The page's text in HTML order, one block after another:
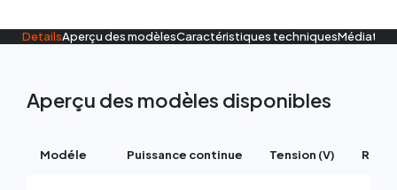
DetailsAperçu des modèlesCaractéristiques techniques
Aperçu des modèles disponibles
Modéle Puissance continue Tension (V) RPM